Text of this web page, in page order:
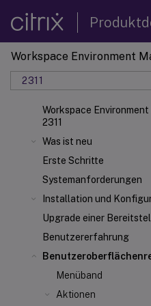
Workspace Environment
2311
Workspace Environment
2311
Was ist neu
Erste Schritte
Systemanforderungen
Installation und
Upgrade einer
Benutzererfahrung
Menüband
Aktionen